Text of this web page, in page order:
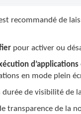
recommandé de
pour activer ou
en mode plein
durée de visibilité de
transparence de la